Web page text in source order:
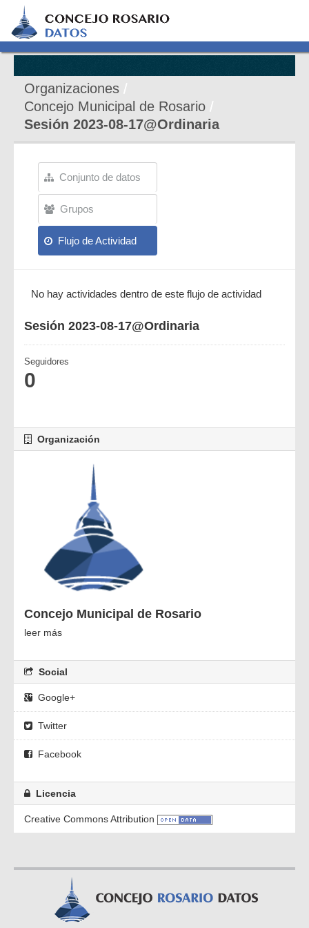
Organizaciones
Concejo Municipal de Rosario
Sesión 2023-08-17@Ordinaria
Conjunto de datos
Grupos
Flujo de Actividad
No hay actividades dentro de este flujo de actividad
Sesión 2023-08-17@Ordinaria
Seguidores
0
Organización
Concejo Municipal de Rosario
leer más
Social
Google+
Twitter
Facebook
Licencia
Creative Commons Attribution